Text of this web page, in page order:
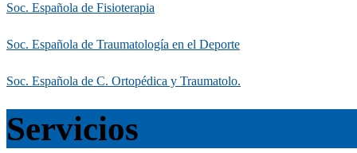
Soc. Española de Fisioterapia
Soc. Española de Traumatología en el Deporte
Soc. Española de C. Ortopédica y Traumatolo.
Servicios